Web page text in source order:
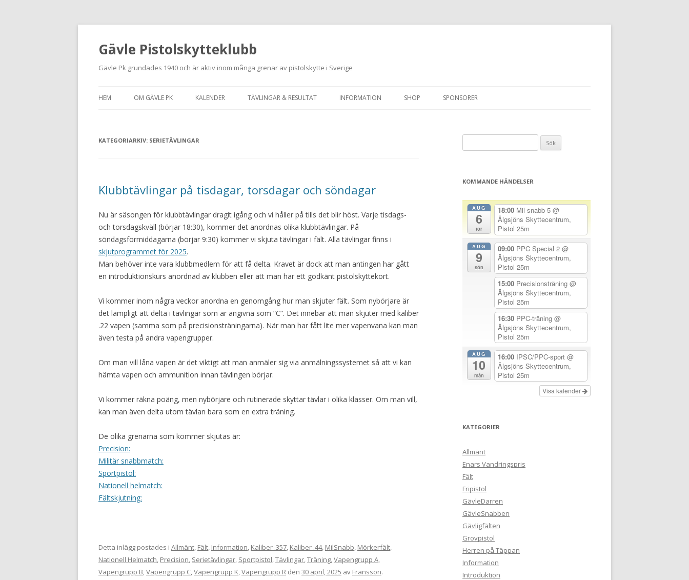
Gävle Pistolskytteklubb
Gävle Pk grundades 1940 och är aktiv inom många grenar av pistolskytte i Sverige
till
HEM OM GÄVLE PK
NYBÖRJARE
KALENDER TÄVLINGAR & RESULTAT INFORMATION
FÖRENINGSINTYG
VAPENGRUPP K
BRA ATT HA LÄNKAR – VAPEN MM
SHOP SPONSORER
KATEGORIARKIV: SERIETÄVLINGAR
Klubbtävlingar på tisdagar, torsdagar och söndagar
Nu är säsongen för klubbtävlingar dragit igång och vi håller på tills det blir höst. Varje tisdags-
och torsdagskväll (börjar 18:30), kommer det anordnas olika klubbtävlingar. På
söndagsförmiddagarna (börjar 9:30) kommer vi skjuta tävlingar i fält. Alla tävlingar finns i
skjutprogrammet för 2025.
Man behöver inte vara klubbmedlem för att få delta. Kravet är dock att man antingen har gått
en introduktionskurs anordnad av klubben eller att man har ett godkänt pistolskyttekort.
Vi kommer inom några veckor anordna en genomgång hur man skjuter fält. Som nybörjare är
det lämpligt att delta i tävlingar som är angivna som “C”. Det innebär att man skjuter med kaliber
.22 vapen (samma som på precisionsträningarna). När man har fått lite mer vapenvana kan man
även testa på andra vapengrupper.
Om man vill låna vapen är det viktigt att man anmäler sig via anmälningssystemet så att vi kan
hämta vapen och ammunition innan tävlingen börjar.
Vi kommer räkna poäng, men nybörjare och rutinerade skyttar tävlar i olika klasser. Om man vill,
kan man även delta utom tävlan bara som en extra träning.
De olika grenarna som kommer skjutas är:
Precision:
Militär snabbmatch:
Sportpistol:
Nationell helmatch:
Fältskjutning:
Detta inlägg postades i Allmänt, Fält, Information, Kaliber .357, Kaliber .44, MilSnabb, Mörkerfält,
Nationell Helmatch, Precision, Serietävlingar, Sportpistol,Tävlingar,Träning,Vapengrupp A,
Vapengrupp B,Vapengrupp C,Vapengrupp K,Vapengrupp R den 30 april, 2025 av Fransson.
efter:
KOMMANDE HÄNDELSER
AUG
6
tor
18:00 Mil snabb 5 @
Älgsjöns Skyttecentrum,
Pistol 25m
AUG
9
sön
09:00 PPC Special 2 @
Älgsjöns Skyttecentrum,
Pistol 25m
15:00 Precisionsträning @
Älgsjöns Skyttecentrum,
Pistol 25m
16:30 PPC-träning @
Älgsjöns Skyttecentrum,
Pistol 25m
AUG
10
mån
16:00 IPSC/PPC-sport @
Älgsjöns Skyttecentrum,
Pistol 25m
Visa kalender
KATEGORIER
Allmänt
Enars Vandringspris
Fält
Fripistol
GävleDarren
GävleSnabben
Gävligfälten
Grovpistol
Herren på Täppan
Information
Introduktion